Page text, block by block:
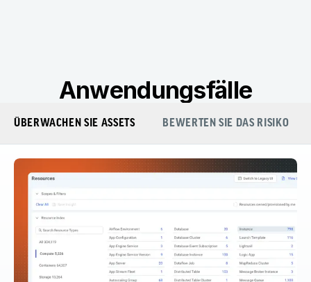
Anwendungsfälle
ÜBERWACHEN SIE ASSETS BEWERTEN SIE DAS RISIKO